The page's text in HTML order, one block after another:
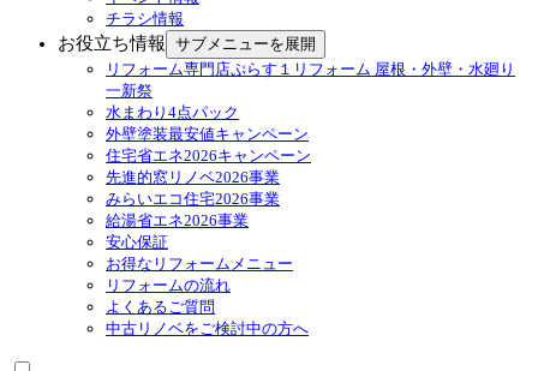
チラシ情報
お役立ち情報 サブメニューを展開
リフォーム専門店ぷらす１リフォーム 屋根・外壁・水廻り
一新祭
水まわり4点パック
外壁塗装最安値キャンペーン
住宅省エネ2026キャンペーン
先進的窓リノベ2026事業
みらいエコ住宅2026事業
給湯省エネ2026事業
安心保証
お得なリフォームメニュー
リフォームの流れ
よくあるご質問
中古リノベをご検討中の方へ